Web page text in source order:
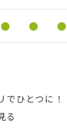
● ● ●